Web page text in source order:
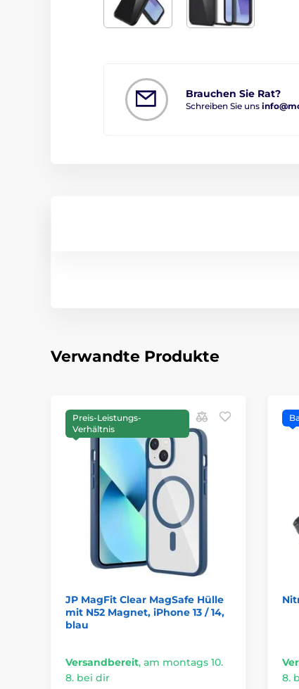
Brauchen Sie Rat?
Schreiben Sie uns
Verwandte Produkte
Preis-Leistungs-
Verhältnis
JP MagFit Clear MagSafe Hülle
mit N52 Magnet, iPhone 13 / 14,
blau
Versandbereit, am montags 10.
8. bei dir
8.